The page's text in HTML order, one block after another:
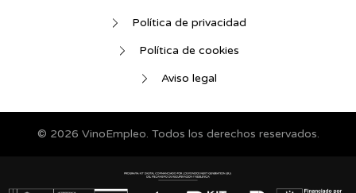
Política de privacidad
Política de cookies
Aviso legal
© 2026 VinoEmpleo. Todos los derechos reservados.